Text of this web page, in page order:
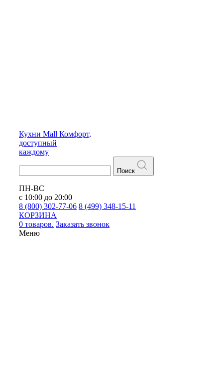
Кухни Mall Комфорт,
доступный
каждому
Поиск
ПН-ВС
с 10:00 до 20:00
8 (800) 302-77-06 8 (499) 348-15-11
КОРЗИНА
0 товаров. Заказать звонок
Меню